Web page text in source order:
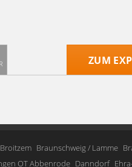
ZUM
Braunschweig / Lamme
OT Abbenrode Danndorf